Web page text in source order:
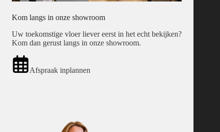
Kom langs in onze showroom
Uw toekomstige vloer liever eerst in het echt bekijken?
Kom dan gerust langs in onze showroom.
Afspraak inplannen